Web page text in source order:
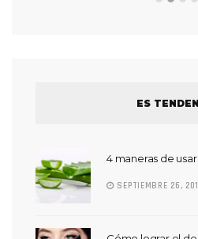
ES
4 maneras de
SEPTIEMBRE 26,